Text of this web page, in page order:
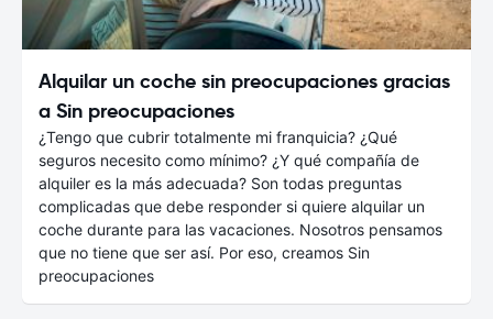
Alquilar un coche sin preocupaciones gracias
a Sin preocupaciones
¿Tengo que cubrir totalmente mi franquicia? ¿Qué
seguros necesito como mínimo? ¿Y qué compañía de
alquiler es la más adecuada? Son todas preguntas
complicadas que debe responder si quiere alquilar un
coche durante para las vacaciones. Nosotros pensamos
que no tiene que ser así. Por eso, creamos Sin
preocupaciones